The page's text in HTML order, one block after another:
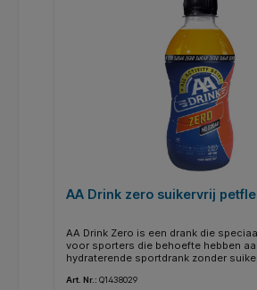
AA Drink zero suikervrij
AA Drink Zero is een drank die
voor sporters die behoefte hebben
hydraterende sportdrank zonder
Art. Nr.: Q1438029